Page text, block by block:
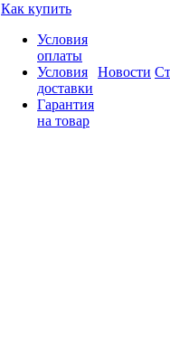
Как купить
Условия
оплаты
Условия
доставки
Гарантия
на товар
Новости